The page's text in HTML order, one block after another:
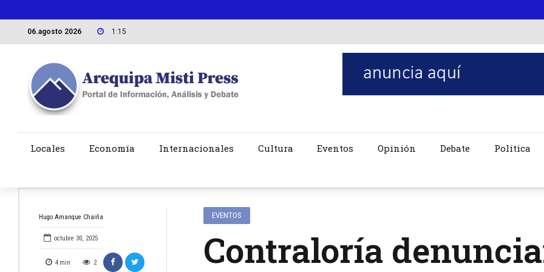
06.agosto 2026 1:15
Locales Economía Internacionales Cultura Eventos Opinión Debate Política
Hugo Amanque Chaiña
octubre 30, 2025
4 min 2
EVENTOS
Contraloría